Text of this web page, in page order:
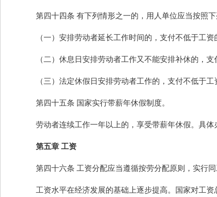
第四十四条 有下列情形之一的，用人单位应当按照
（一）安排劳动者延长工作时间的，支付不低于工
（二）休息日安排劳动者工作又不能安排补休的，
（三）法定休假日安排劳动者工作的，支付不低于
第四十五条 国家实行带薪年休假制度。
劳动者连续工作一年以上的，享受带薪年休假。具体
第五章 工资
第四十六条 工资分配应当遵循按劳分配原则，实行
工资水平在经济发展的基础上逐步提高。国家对工